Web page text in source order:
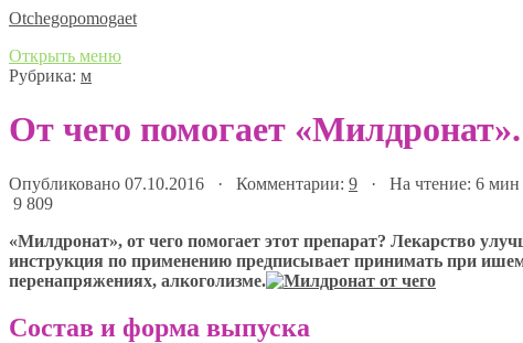
Оtchegopomogaet
Открыть меню
Рубрика: м
От чего помогает
Опубликовано 07.10.2016 · Комментарии: 9 · На чтение: 6
9 809
«Милдронат», от чего помогает этот препарат? Лекарство
инструкция по применению предписывает принимать при
перенапряжениях, алкоголизме.
Состав и форма выпуска